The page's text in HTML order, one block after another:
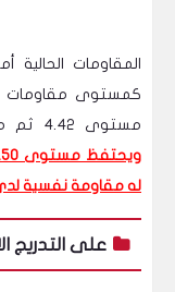
كمستوى مقاومات
مستوى 4.42 ثم مستوى 4.60 كمستوى مقاومات ثالث.
له مقاومة نفسية لدى
على التدريج